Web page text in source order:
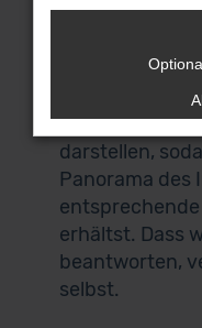
Haustür. Auch
brauchst du
nicht zu
lassen sich
darstellen,
Panorama des
erhältst. Dass
beantworten,
selbst.